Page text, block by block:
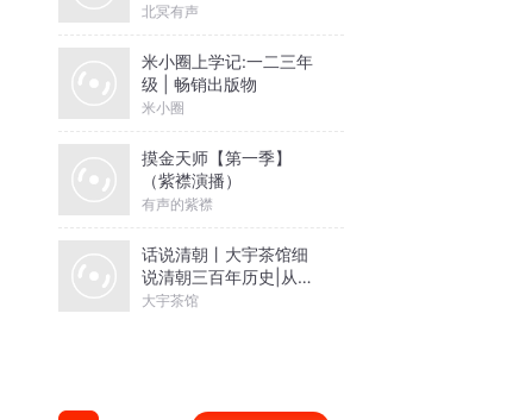
北冥有声
米小圈上学记:一二三年
级 | 畅销出版物
米小圈
摸金天师【第一季】
（紫襟演播）
有声的紫襟
话说清朝丨大宇茶馆细
说清朝三百年历史|从努
尔哈赤到末代皇帝溥仪|
大宇茶馆